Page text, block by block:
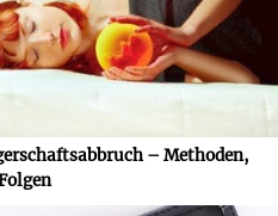
– Methoden,